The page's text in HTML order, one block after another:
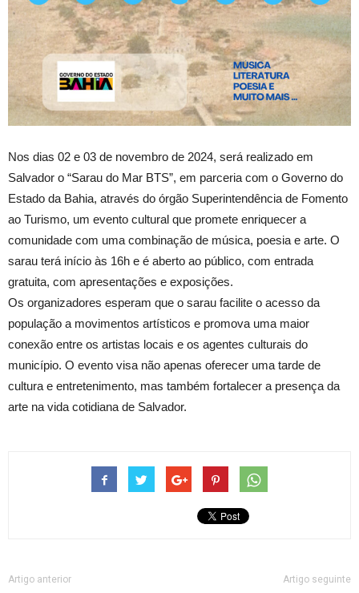
Nos dias 02 e 03 de novembro de 2024, será realizado em
Salvador o “Sarau do Mar BTS”, em parceria com o Governo do
Estado da Bahia, através do órgão Superintendência de Fomento
ao Turismo, um evento cultural que promete enriquecer a
comunidade com uma combinação de música, poesia e arte. O
sarau terá início às 16h e é aberto ao público, com entrada
gratuita, com apresentações e exposições.
Os organizadores esperam que o sarau facilite o acesso da
população a movimentos artísticos e promova uma maior
conexão entre os artistas locais e os agentes culturais do
município. O evento visa não apenas oferecer uma tarde de
cultura e entretenimento, mas também fortalecer a presença da
arte na vida cotidiana de Salvador.
Artigo anterior Artigo seguinte